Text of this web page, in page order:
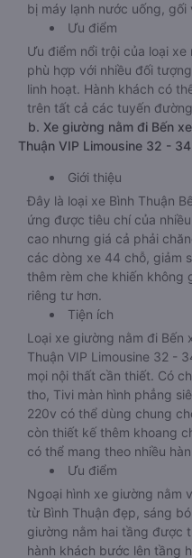
bị máy lạnh nước uống,
Ưu điểm
Ưu điểm nổi trội của loại xe
phù hợp với nhiều đối
linh hoạt. Hành khách có
trên tất cả các tuyến
b. Xe giường nằm đi Bến
Thuận VIP Limousine 32 -
Giới thiệu
Đây là loại xe Bình Thuận
ứng được tiêu chí của
cao nhưng giá cả phải
các dòng xe 44 chỗ, giảm
thêm rèm che khiến không
riêng tư hơn.
Tiện ích
Loại xe giường nằm đi
Thuận VIP Limousine 32 -
mọi nội thất cần thiết. Có
tho, Tivi màn hình phẳng
220v có thể dùng chung
còn thiết kế thêm khoang
có thể mang theo nhiều
Ưu điểm
Ngoại hình xe giường nằm
từ Bình Thuận đẹp, sáng
giường nằm hai tầng được
hành khách bước lên tầng